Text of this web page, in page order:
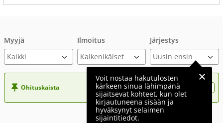
Myyjä Ilmoitus Järjestys
Voit nostaa hakutulosten
kärkeen sinua lähimpänä
sijaitsevat kohteet, kun olet
kirjautuneena sisään ja
hyväksynyt selaimen
sijaintitiedot.
Ohituskaista Nosta ilmoituksesi tähän?